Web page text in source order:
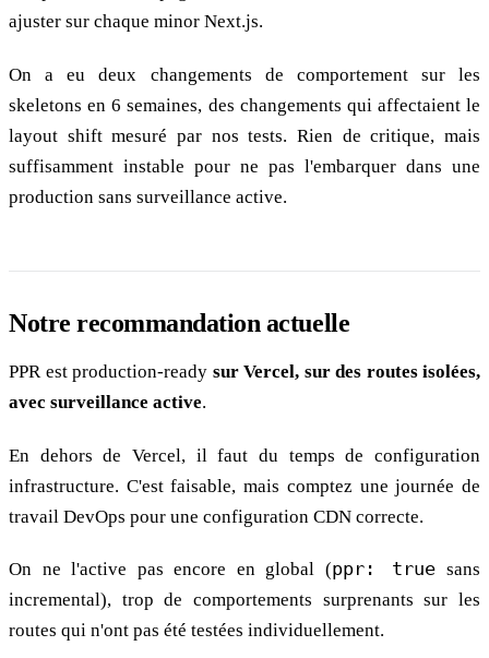
ajuster sur chaque minor Next.js.
On a eu deux changements de comportement sur les
skeletons en 6 semaines, des changements qui affectaient le
layout shift mesuré par nos tests. Rien de critique, mais
suffisamment instable pour ne pas l'embarquer dans une
production sans surveillance active.
Notre recommandation actuelle
PPR est production-ready sur Vercel, sur des routes isolées,
avec surveillance active.
En dehors de Vercel, il faut du temps de configuration
infrastructure. C'est faisable, mais comptez une journée de
travail DevOps pour une configuration CDN correcte.
On ne l'active pas encore en global (ppr: true sans
incremental), trop de comportements surprenants sur les
routes qui n'ont pas été testées individuellement.